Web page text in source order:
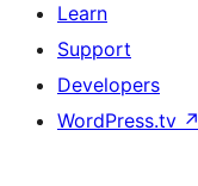
Learn
Support
Developers
WordPress.tv ↗